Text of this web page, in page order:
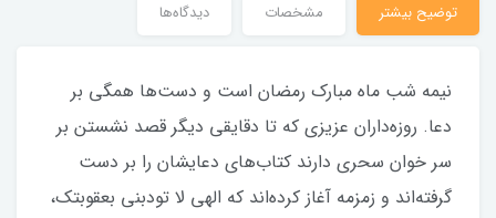
توضیح بیشتر مشخصات دیدگاه‌ها
نیمه شب ماه مبارک رمضان است و دست‌ها همگی بر
دعا. روزه‌داران عزیزی که تا دقایقی دیگر قصد نشستن بر
سر خوان سحری دارند کتاب‌های دعایشان را بر دست
گرفته‌اند و زمزمه آغاز کرده‌اند که الهی لا تودبنی بعقوبتک،